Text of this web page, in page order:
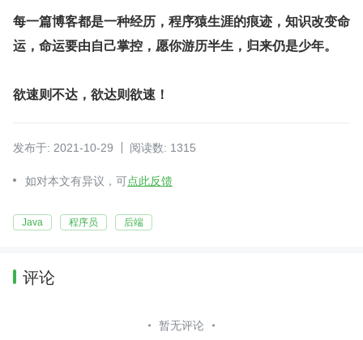
每一篇博客都是一种经历，程序猿生涯的痕迹，知识改变命
运，命运要由自己掌控，愿你游历半生，归来仍是少年。
欲速则不达，欲达则欲速！
发布于: 2021-10-29 阅读数: 1315
如对本文有异议，可点此反馈
Java 程序员 后端
评论
暂无评论